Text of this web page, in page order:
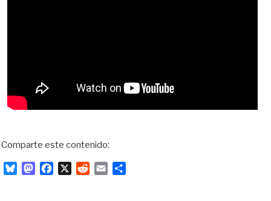
Comparte este contenido:
M
X